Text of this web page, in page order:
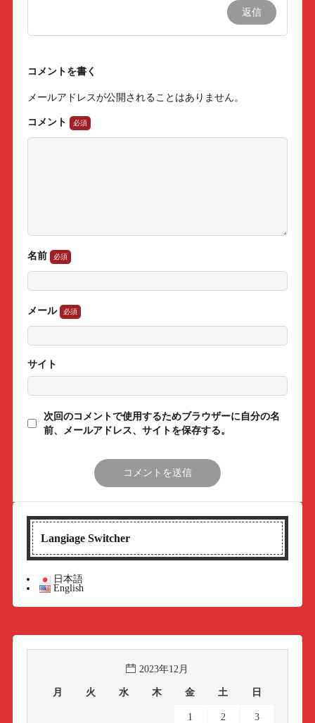
返信
コメントを書く
メールアドレスが公開されることはありません。
コメント
名前
メール
サイト
次回のコメントで使用するためブラウザーに自分の名
前、メールアドレス、サイトを保存する。
Langiage Switcher
日本語
English
2023年12月
月 火 水 木 金 土 日
1 2 3